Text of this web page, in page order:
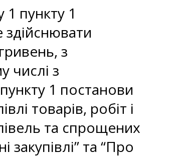
пункту 1
з
числі з
1 постанови
товарів, робіт і
та спрощених
та “Про